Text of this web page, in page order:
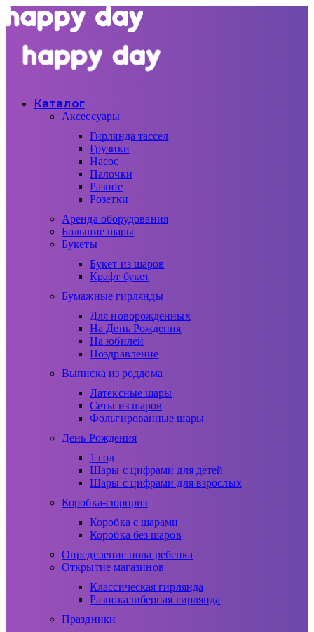
Каталог
Аксессуары
Гирлянда тассел
Грузики
Насос
Палочки
Разное
Розетки
Аренда оборудования
Большие шары
Букеты
Букет из шаров
Крафт букет
Бумажные гирлянды
Для новорожденных
На День Рождения
На юбилей
Поздравление
Выписка из роддома
Латексные шары
Сеты из шаров
Фольгированные шары
День Рождения
1 год
Шары с цифрами для детей
Шары с цифрами для взрослых
Коробка-сюрприз
Коробка с шарами
Коробка без шаров
Определение пола ребенка
Открытие магазинов
Классическая гирлянда
Разнокалиберная гирлянда
Праздники